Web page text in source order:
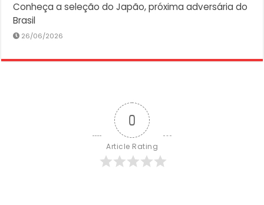
Conheça a seleção do Japão, próxima adversária do
Brasil
26/06/2026
0
Article Rating